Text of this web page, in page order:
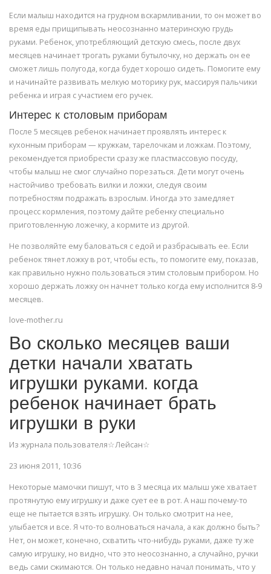
Если малыш находится на грудном вскармливании, то он может во
время еды прищипывать неосознанно материнскую грудь
руками. Ребенок, употребляющий детскую смесь, после двух
месяцев начинает трогать руками бутылочку, но держать он ее
сможет лишь полугода, когда будет хорошо сидеть. Помогите ему
и начинайте развивать мелкую моторику рук, массируя пальчики
ребенка и играя с участием его ручек.
Интерес к столовым приборам
После 5 месяцев ребенок начинает проявлять интерес к
кухонным приборам — кружкам, тарелочкам и ложкам. Поэтому,
рекомендуется приобрести сразу же пластмассовую посуду,
чтобы малыш не смог случайно порезаться. Дети могут очень
настойчиво требовать вилки и ложки, следуя своим
потребностям подражать взрослым. Иногда это замедляет
процесс кормления, поэтому дайте ребенку специально
приготовленную ложечку, а кормите из другой.
Не позволяйте ему баловаться с едой и разбрасывать ее. Если
ребенок тянет ложку в рот, чтобы есть, то помогите ему, показав,
как правильно нужно пользоваться этим столовым прибором. Но
хорошо держать ложку он начнет только когда ему исполнится 8-9
месяцев.
love-mother.ru
Во сколько месяцев ваши
детки начали хватать
игрушки руками. когда
ребенок начинает брать
игрушки в руки
Из журнала пользователя☆Лейсан☆
23 июня 2011, 10:36
Некоторые мамочки пишут, что в 3 месяца их малыш уже хватает
протянутую ему игрушку и даже сует ее в рот. А наш почему-то
еще не пытается взять игрушку. Он только смотрит на нее,
улыбается и все. Я что-то волноваться начала, а как должно быть?
Нет, он может, конечно, схватить что-нибудь руками, даже ту же
самую игрушку, но видно, что это неосознанно, а случайно, ручки
ведь сами сжимаются. Он только недавно начал понимать, что у